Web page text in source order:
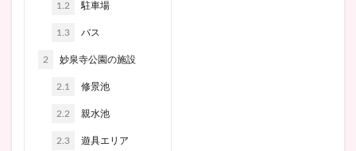
1.2 駐車場
1.3 バス
2 妙泉寺公園の施設
2.1 修景池
2.2 親水池
2.3 遊具エリア